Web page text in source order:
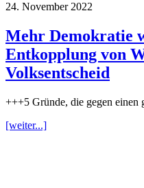
24. November 2022
Mehr Demokratie
Entkopplung von
Volksentscheid
+++5 Gründe, die gegen einen
[weiter...]